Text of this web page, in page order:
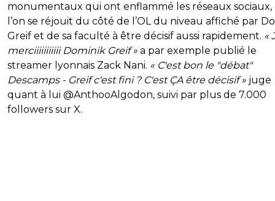
monumentaux qui ont enflammé les réseaux sociaux,
l’on se réjouit du côté de l’OL du niveau affiché par
Greif et de sa faculté à être décisif aussi rapidement. «
merciiiiiiiiiii Dominik Greif » a par exemple publié le
streamer lyonnais Zack Nani. « C'est bon le "débat"
Descamps - Greif c'est fini ? C'est ÇA être décisif » juge
quant à lui @AnthooAlgodon, suivi par plus de 7.000
followers sur X.